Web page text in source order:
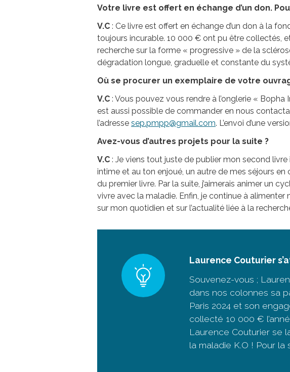
Votre livre est offert en échange d’un don.
V.C : Ce livre est offert en échange d’un don à la
toujours incurable. 10 000 € ont pu être collectés,
recherche sur la forme « progressive » de la
dégradation longue, graduelle et constante du
Où se procurer un exemplaire de votre
V.C : Vous pouvez vous rendre à l’onglerie «
est aussi possible de commander en nous
l’adresse sep.pmpp@gmail.com. L’envoi d’une
Avez-vous d’autres projets pour la suite ?
V.C : Je viens tout juste de publier mon second livre
intime et au ton enjoué, un autre de mes séjours
du premier livre. Par la suite, j’aimerais animer un
vivre avec la maladie. Enfin, je continue à
sur mon quotidien et sur l’actualité liée à la
Laurence Couturier
Souvenez-vous ;
dans nos colonnes sa
Paris 2024 et son
collecté 10 000 €
Laurence Couturier se
la maladie K.O ! Pour